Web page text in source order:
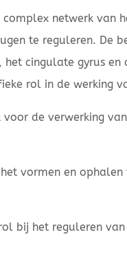
complex netwerk van
te reguleren. De
cingulate gyrus en
rol in de werking
de verwerking
vormen en
bij het reguleren